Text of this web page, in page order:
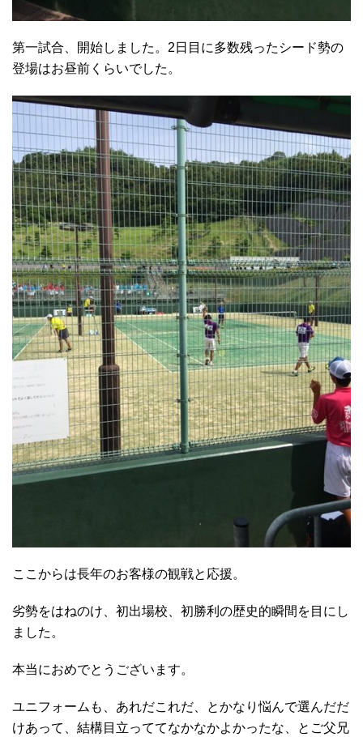
第一試合、開始しました。2日目に多数残ったシード勢の
登場はお昼前くらいでした。
ここからは長年のお客様の観戦と応援。
劣勢をはねのけ、初出場校、初勝利の歴史的瞬間を目にし
ました。
本当におめでとうございます。
ユニフォームも、あれだこれだ、とかなり悩んで選んだだ
けあって、結構目立っててなかなかよかったな、とご父兄